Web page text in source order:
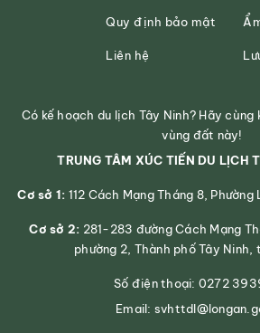
Quy định bảo mật
Liên hệ
Có kế hoạch du lịch Tây Ninh? Hãy
vùng đất này!
TRUNG TÂM XÚC TIẾN DU LỊCH
Cơ sở 1: 112 Cách Mạng Tháng 8,
Cơ sở 2: 281-283 đường Cách Mạng
phường 2, Thành phố Tây Ninh,
Số điện thoại: 0272
Email: